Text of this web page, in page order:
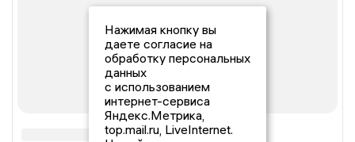
Нажимая кнопку вы
даете согласие на
обработку персональных
данных
с использованием
интернет-сервиса
Яндекс.Метрика,
top.mail.ru, LiveInternet.